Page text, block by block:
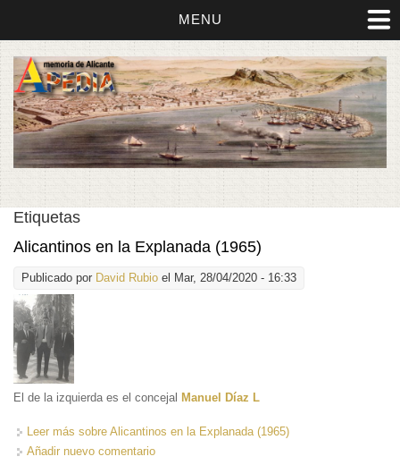
MENU
Etiquetas
Alicantinos en la Explanada (1965)
Publicado por David Rubio el Mar, 28/04/2020 - 16:33
El de la izquierda es el concejal Manuel Díaz L
Leer más sobre Alicantinos en la Explanada (1965)
Añadir nuevo comentario